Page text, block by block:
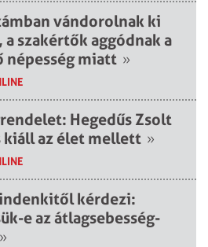
vándorolnak ki
szakértők aggódnak a
népesség miatt »
Hegedűs Zsolt
kiáll az élet mellett »
kérdezi:
e az átlagsebesség-
»